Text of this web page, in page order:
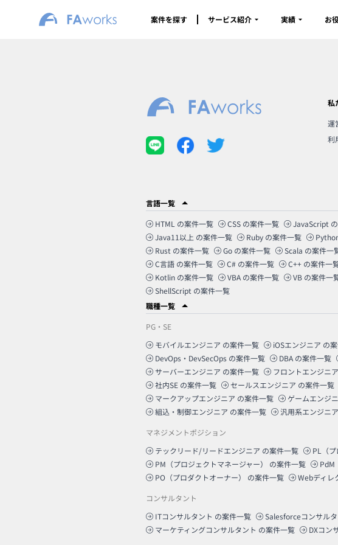
案件を探す サービス紹介 実績 お
私
運
利
言語一覧
HTML の案件一覧 CSS の案件一覧 JavaScript
Java11以上 の案件一覧 Ruby の案件一覧
Rust の案件一覧 Go の案件一覧 Scala の案件一
C言語 の案件一覧 C# の案件一覧 C++ の案件一
Kotlin の案件一覧 VBA の案件一覧 VB の案件一
ShellScript の案件一覧
職種一覧
PG・SE
モバイルエンジニア の案件一覧 iOSエンジニア の
DevOps・DevSecOps の案件一覧 DBA の案件一覧
サーバーエンジニア の案件一覧 フロントエンジニア
社内SE の案件一覧 セールスエンジニア の案件一覧
マークアップエンジニア の案件一覧 ゲームエンジ
組込・制御エンジニア の案件一覧 汎用系エンジニア
マネジメントポジション
テックリード/リードエンジニア の案件一覧 PL（プ
PM（プロジェクトマネージャー）
の案件一覧 PdM
PO（プロダクトオーナー）
の案件一覧 Webディレ
コンサルタント
ITコンサルタント の案件一覧 Salesforceコンサルタ
マーケティングコンサルタント の案件一覧 DXコン